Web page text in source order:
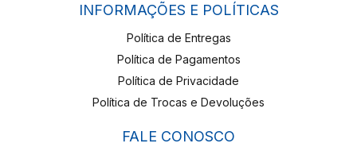
INFORMAÇÕES E POLÍTICAS
Política de Entregas
Política de Pagamentos
Política de Privacidade
Política de Trocas e Devoluções
FALE CONOSCO